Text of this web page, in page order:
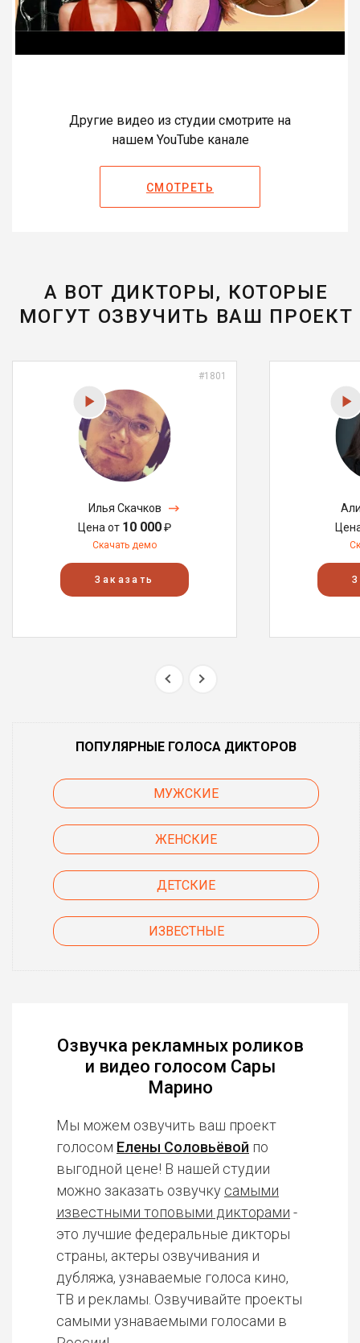
Другие видео из студии смотрите на
нашем YouTube канале
СМОТРЕТЬ
А ВОТ ДИКТОРЫ, КОТОРЫЕ
МОГУТ ОЗВУЧИТЬ ВАШ ПРОЕКТ
#1801
Илья Скачков
Цена от 10 000₽
Скачать демо
Заказать
ПОПУЛЯРНЫЕ ГОЛОСА ДИКТОРОВ
МУЖСКИЕ
ЖЕНСКИЕ
ДЕТСКИЕ
ИЗВЕСТНЫЕ
Озвучка рекламных роликов
и видео голосом Сары
Марино
Мы можем озвучить ваш проект
голосом Елены Соловьёвой по
выгодной цене! В нашей студии
можно заказать озвучку самыми
известными топовыми дикторами -
это лучшие федеральные дикторы
страны, актеры озвучивания и
дубляжа, узнаваемые голоса кино,
ТВ и рекламы. Озвучивайте проекты
самыми узнаваемыми голосами в